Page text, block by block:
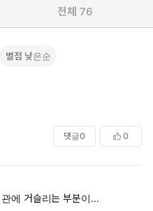
전체 76
별점 낮은순
댓글0 0
에 거슬리는 부분이...